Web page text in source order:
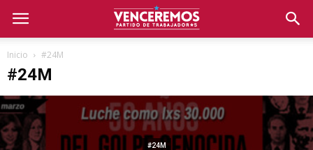
Inicio #24M
#24M
#24M